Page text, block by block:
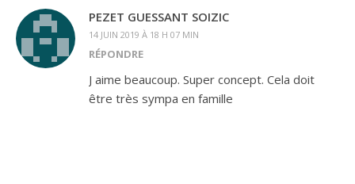
PEZET GUESSANT SOIZIC
14 JUIN 2019 À 18 H 07 MIN
RÉPONDRE
J aime beaucoup. Super concept. Cela doit
être très sympa en famille